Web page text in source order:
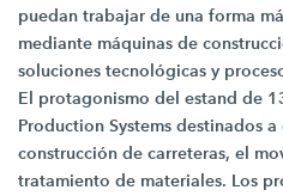
puedan trabajar de una forma
mediante máquinas de
soluciones tecnológicas y
El protagonismo del estand de
Production Systems destinados
construcción de carreteras, el
tratamiento de materiales. Los